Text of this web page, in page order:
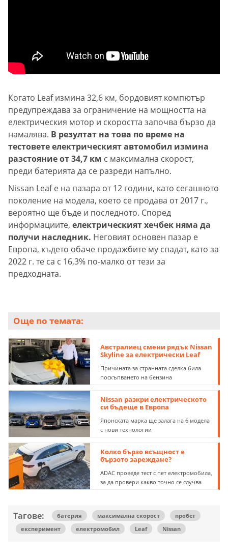
Когато Leaf измина 32,6 км, бордовият компютър
предупреждава за ограничение на мощността на
електрическия мотор и скоростта започва бързо да
намалява. В резултат на това по време на
тестовете електрическият автомобил измина
разстояние от 34,7 км с максимална скорост,
преди батерията да се разреди напълно.
Nissan Leaf е на пазара от 12 години, като сегашното
поколение на модела, което се продава от 2017 г.,
вероятно ще бъде и последното. Според
информациите, електрическият хечбек няма да
получи наследник. Неговият основен пазар е
Европа, където обаче продажбите му спадат, като за
2022 г. те са с 16,3% по-малко от тези за
предходната.
Още по темата:
Австралиец смени рядък Nissan
Skyline за електрически Leaf
Причината за странната сделка била
поскъпването на бензина
Nissan разкри електрическото
си бъдеще в Европа
Японската марка ще залага на 6 модела
с нови технологии
Колко бързо всъщност е
бързото зареждане?
ADAC проведе тест с пет електромобила,
за да провери какво точно се случва
Тагове: батерия максимална скорост
пробег
експеримент
електромобил Leaf Nissan